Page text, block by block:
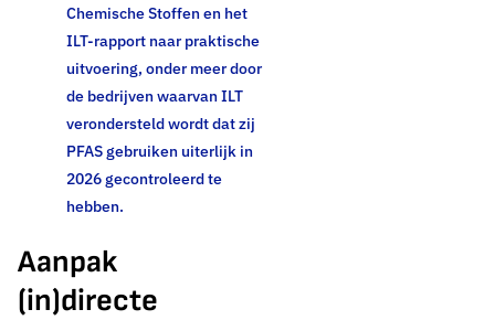
Chemische Stoffen en het
ILT-rapport naar praktische
uitvoering, onder meer door
de bedrijven waarvan ILT
verondersteld wordt dat zij
PFAS gebruiken uiterlijk in
2026 gecontroleerd te
hebben.
Aanpak
(in)directe